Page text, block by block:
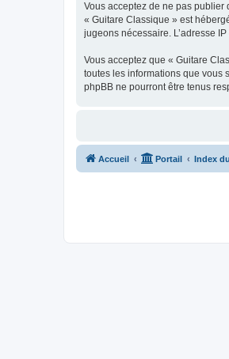
Vous acceptez de ne pas publier
« Guitare Classique » est
jugeons nécessaire. L’adresse
Vous acceptez que « Guitare
toutes les informations que vous
phpBB ne pourront être tenus
Accueil Portail Index